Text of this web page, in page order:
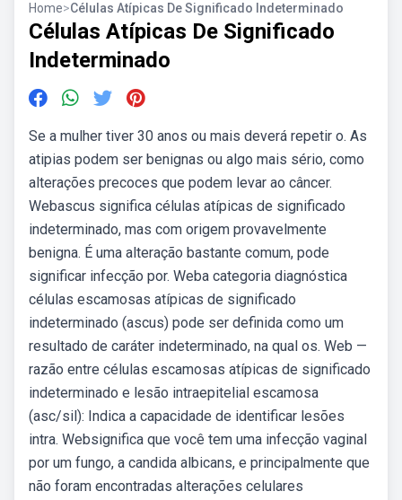
Home>Células Atípicas De Significado Indeterminado
Células Atípicas De Significado
Indeterminado
Se a mulher tiver 30 anos ou mais deverá repetir o. As
atipias podem ser benignas ou algo mais sério, como
alterações precoces que podem levar ao câncer.
Webascus significa células atípicas de significado
indeterminado, mas com origem provavelmente
benigna. É uma alteração bastante comum, pode
significar infecção por. Weba categoria diagnóstica
células escamosas atípicas de significado
indeterminado (ascus) pode ser definida como um
resultado de caráter indeterminado, na qual os. Web —
razão entre células escamosas atípicas de significado
indeterminado e lesão intraepitelial escamosa
(asc/sil): Indica a capacidade de identificar lesões
intra. Websignifica que você tem uma infecção vaginal
por um fungo, a candida albicans, e principalmente que
não foram encontradas alterações celulares